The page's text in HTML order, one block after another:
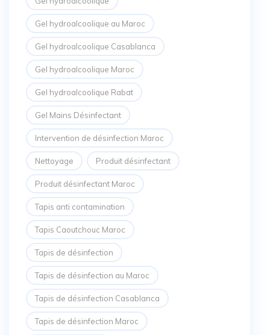
Gel hydroalcoolique au Maroc
Gel hydroalcoolique Casablanca
Gel hydroalcoolique Maroc
Gel hydroalcoolique Rabat
Gel Mains Désinfectant
Intervention de désinfection Maroc
Nettoyage Produit désinfectant
Produit désinfectant Maroc
Tapis anti contamination
Tapis Caoutchouc Maroc
Tapis de désinfection
Tapis de désinfection au Maroc
Tapis de désinfection Casablanca
Tapis de désinfection Maroc